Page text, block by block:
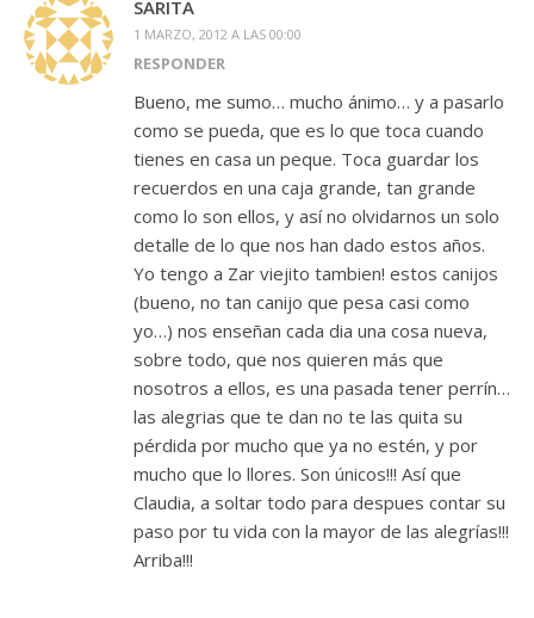
SARITA
1 MARZO, 2012 A LAS 00:00
RESPONDER
Bueno, me sumo… mucho ánimo… y a pasarlo
como se pueda, que es lo que toca cuando
tienes en casa un peque. Toca guardar los
recuerdos en una caja grande, tan grande
como lo son ellos, y así no olvidarnos un solo
detalle de lo que nos han dado estos años.
Yo tengo a Zar viejito tambien! estos canijos
(bueno, no tan canijo que pesa casi como
yo…) nos enseñan cada dia una cosa nueva,
sobre todo, que nos quieren más que
nosotros a ellos, es una pasada tener perrín…
las alegrias que te dan no te las quita su
pérdida por mucho que ya no estén, y por
mucho que lo llores. Son únicos!!! Así que
Claudia, a soltar todo para despues contar su
paso por tu vida con la mayor de las alegrías!!!
Arriba!!!